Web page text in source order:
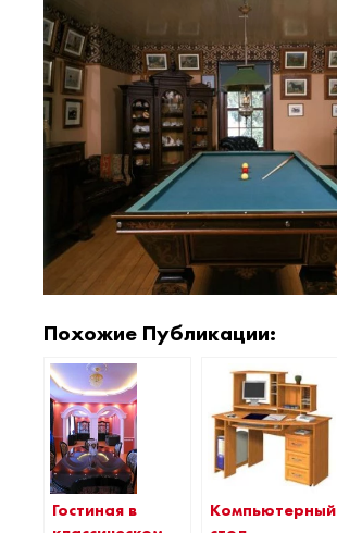
Похожие Публикации:
Гостиная в
Компьютерный